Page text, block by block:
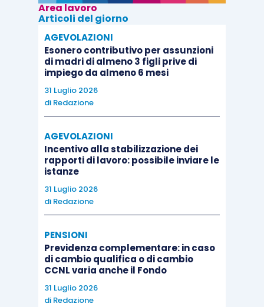
Area lavoro
Articoli del giorno
AGEVOLAZIONI
Esonero contributivo per assunzioni
di madri di almeno 3 figli prive di
impiego da almeno 6 mesi
31 Luglio 2026
di Redazione
AGEVOLAZIONI
Incentivo alla stabilizzazione dei
rapporti di lavoro: possibile inviare le
istanze
31 Luglio 2026
di Redazione
PENSIONI
Previdenza complementare: in caso
di cambio qualifica o di cambio
CCNL varia anche il Fondo
31 Luglio 2026
di Redazione